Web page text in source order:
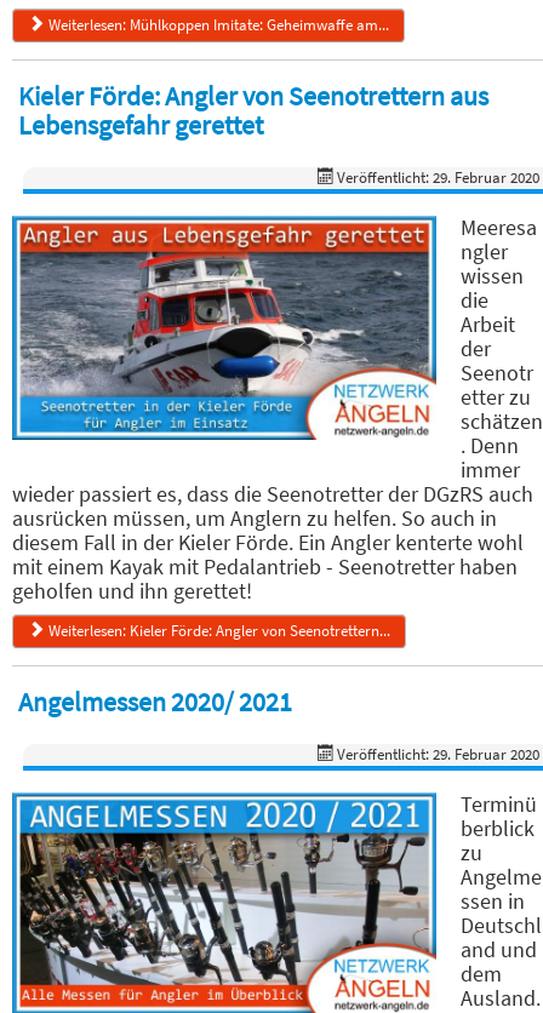
Weiterlesen: Mühlkoppen Imitate: Geheimwaffe am...
Kieler Förde: Angler von Seenotrettern aus
Lebensgefahr gerettet
Veröffentlicht: 29. Februar 2020
Meeresa
ngler
wissen
die
Arbeit
der
Seenotr
etter zu
schätzen
. Denn
immer
wieder passiert es, dass die Seenotretter der DGzRS auch
ausrücken müssen, um Anglern zu helfen. So auch in
diesem Fall in der Kieler Förde. Ein Angler kenterte wohl
mit einem Kayak mit Pedalantrieb - Seenotretter haben
geholfen und ihn gerettet!
Weiterlesen: Kieler Förde: Angler von Seenotrettern...
Angelmessen 2020/ 2021
Veröffentlicht: 29. Februar 2020
Terminü
berblick
zu
Angelme
ssen in
Deutschl
and und
dem
Ausland.